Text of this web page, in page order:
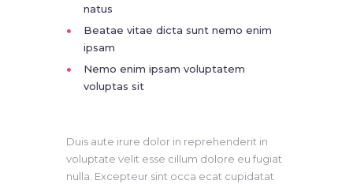
natus
Beatae vitae dicta sunt nemo enim
ipsam
Nemo enim ipsam voluptatem
voluptas sit
Duis aute irure dolor in reprehenderit in
voluptate velit esse cillum dolore eu fugiat
nulla. Excepteur sint occa ecat cupidatat